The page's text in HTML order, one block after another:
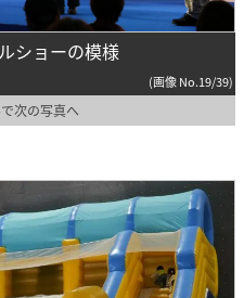
ショーの模様
(画像 No.19/39)
次の写真へ